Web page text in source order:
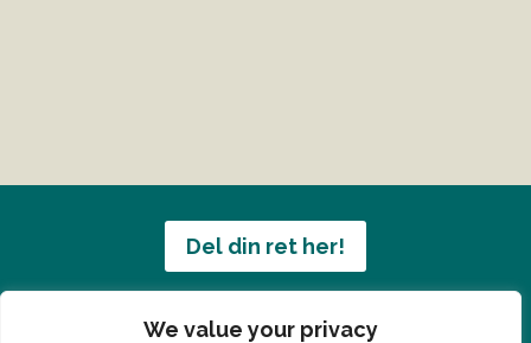
We value your privacy
Del din ret her!
Har du en konge ret du vil dele?